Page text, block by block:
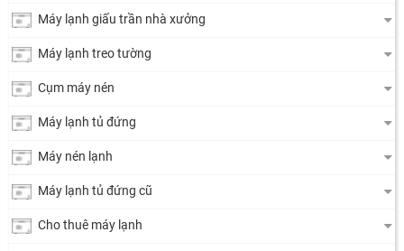
Máy lạnh giấu trần nhà xưởng
Máy lạnh treo tường
Cụm máy nén
Máy lạnh tủ đứng
Máy nén lạnh
Máy lạnh tủ đứng cũ
Cho thuê máy lạnh